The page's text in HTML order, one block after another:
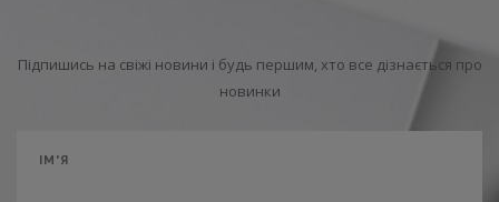
Підпишись на свіжі новини і будь першим, хто все дізнається про
новинки